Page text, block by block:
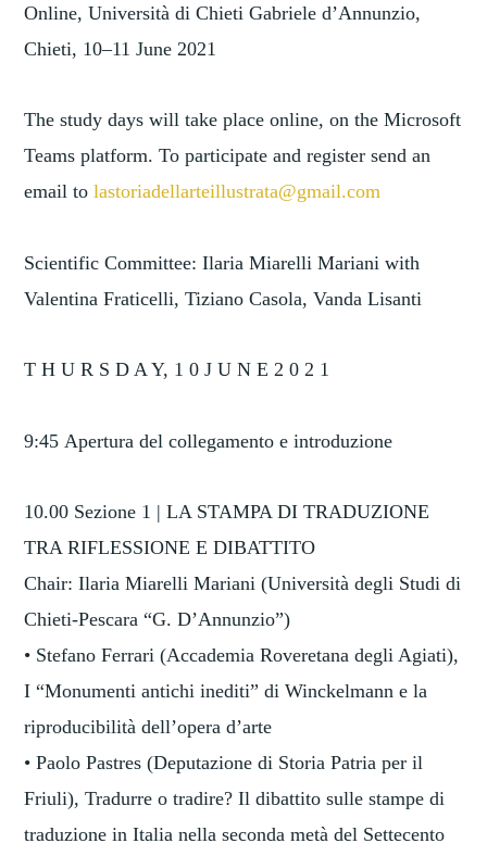
Online, Università di Chieti Gabriele d’Annunzio,
Chieti, 10–11 June 2021
The study days will take place online, on the Microsoft
Teams platform. To participate and register send an
email tolastoriadellarteillustrata@gmail.com
Scientific Committee: Ilaria Miarelli Mariani with
Valentina Fraticelli, Tiziano Casola, Vanda Lisanti
T H U R S D A Y, 1 0 J U N E 2 0 2 1
9:45 Apertura del collegamento e introduzione
10.00 Sezione 1 | LA STAMPA DI TRADUZIONE
TRA RIFLESSIONE E DIBATTITO
Chair: Ilaria Miarelli Mariani (Università degli Studi di
Chieti-Pescara “G. D’Annunzio”)
• Stefano Ferrari (Accademia Roveretana degli Agiati),
I “Monumenti antichi inediti” di Winckelmann e la
riproducibilità dell’opera d’arte
• Paolo Pastres (Deputazione di Storia Patria per il
Friuli), Tradurre o tradire? Il dibattito sulle stampe di
traduzione in Italia nella seconda metà del Settecento